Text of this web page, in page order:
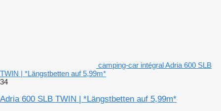
camping‐car intégral Adria 600 SLB
TWIN | *Längstbetten auf 5,99m*
34
Adria 600 SLB TWIN | *Längstbetten auf 5,99m*